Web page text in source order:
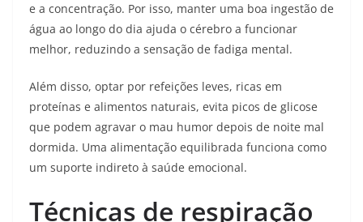
e a concentração. Por isso, manter uma boa ingestão de
água ao longo do dia ajuda o cérebro a funcionar
melhor, reduzindo a sensação de fadiga mental.
Além disso, optar por refeições leves, ricas em
proteínas e alimentos naturais, evita picos de glicose
que podem agravar o mau humor depois de noite mal
dormida. Uma alimentação equilibrada funciona como
um suporte indireto à saúde emocional.
Técnicas de respiração